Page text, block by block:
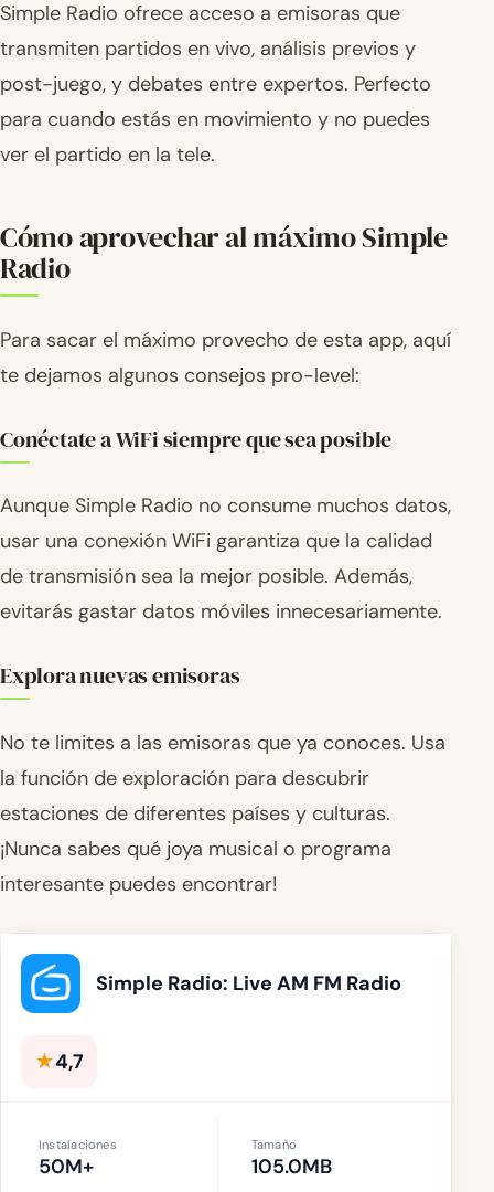
Simple Radio ofrece acceso a emisoras que
transmiten partidos en vivo, análisis previos y
post-juego, y debates entre expertos. Perfecto
para cuando estás en movimiento y no puedes
ver el partido en la tele.
Cómo aprovechar al máximo Simple
Radio
Para sacar el máximo provecho de esta app, aquí
te dejamos algunos consejos pro-level:
Conéctate a WiFi siempre que sea posible
Aunque Simple Radio no consume muchos datos,
usar una conexión WiFi garantiza que la calidad
de transmisión sea la mejor posible. Además,
evitarás gastar datos móviles innecesariamente.
Explora nuevas emisoras
No te limites a las emisoras que ya conoces. Usa
la función de exploración para descubrir
estaciones de diferentes países y culturas.
¡Nunca sabes qué joya musical o programa
interesante puedes encontrar!
Simple Radio: Live AM FM Radio
★4,7
Instalaciones
50M+
Tamaño
105.0MB